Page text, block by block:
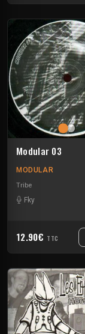
Modular 03
MODULAR
Tribe
Fky
12.90€ TTC